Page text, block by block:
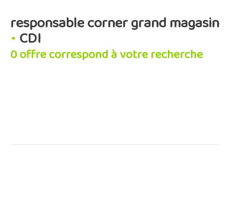
responsable corner grand magasin
• CDI
0 offre correspond à votre recherche